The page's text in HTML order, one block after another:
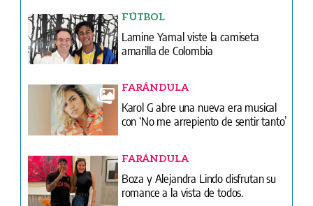
FÚTBOL
Lamine Yamal viste la camiseta
amarilla de Colombia
FARÁNDULA
Karol G abre una nueva era musical
con ‘No me arrepiento de sentir tanto’
FARÁNDULA
Boza y Alejandra Lindo disfrutan su
romance a la vista de todos.